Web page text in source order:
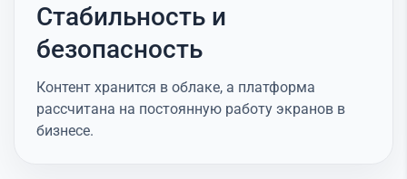
Стабильность и
безопасность
Контент хранится в облаке, а платформа
рассчитана на постоянную работу экранов в
бизнесе.